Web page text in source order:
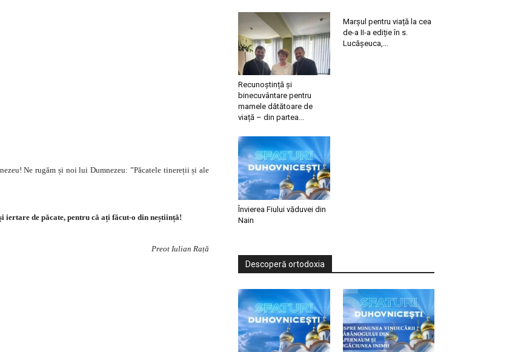
Ne rugăm și noi lui Dumnezeu: ”Păcatele tinereții și ale
iertare de păcate, pentru că ați făcut-o din neștiință!
Preot Iulian Rață
Recunoștință și
binecuvântare pentru
mamele dătătoare de
viață – din partea...
Marșul pentru viață la cea
de-a II-a ediție în s.
Lucășeuca,...
Învierea Fiului văduvei din
Nain
Descoperă ortodoxia